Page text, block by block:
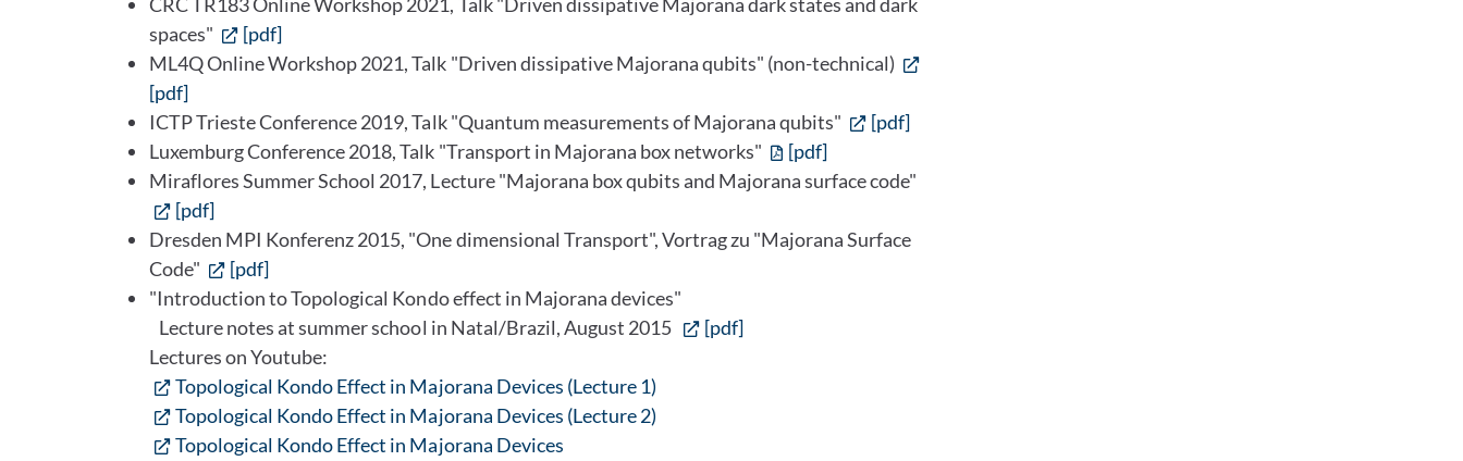
spaces"
[pdf]
ML4Q Online Workshop 2021, Talk "Driven dissipative Majorana qubits" (non-technical)
[pdf]
ICTP Trieste Conference 2019, Talk "Quantum measurements of Majorana qubits"
[pdf]
Luxemburg Conference 2018, Talk "Transport in Majorana box networks"
[pdf]
Miraflores Summer School 2017, Lecture "Majorana box qubits and Majorana surface code"
[pdf]
Dresden MPI Konferenz 2015, "One dimensional Transport", Vortrag zu "Majorana Surface
Code"
[pdf]
"Introduction to Topological Kondo effect in Majorana devices"
Lecture notes at summer school in Natal/Brazil, August 2015
[pdf]
Lectures on Youtube:
Topological Kondo Effect in Majorana Devices (Lecture 1)
Topological Kondo Effect in Majorana Devices (Lecture 2)
Topological Kondo Effect in Majorana Devices